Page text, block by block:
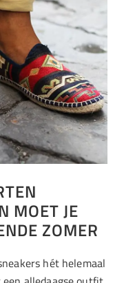
MOET JE
ZOMER
hét helemaal